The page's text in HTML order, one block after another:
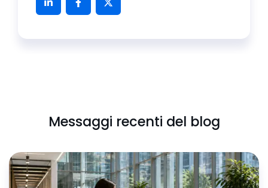
Messaggi recenti del blog